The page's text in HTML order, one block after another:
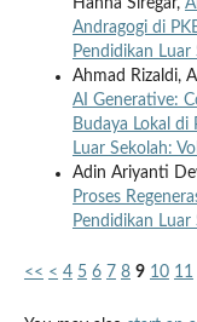
Hanna Siregar,
Andragogi di
Pendidikan
Ahmad Rizaldi,
AI Generative:
Budaya Lokal di
Luar Sekolah:
Adin Ariyanti
Proses
Pendidikan
<< < 4 5 6 7 8 9 10 11